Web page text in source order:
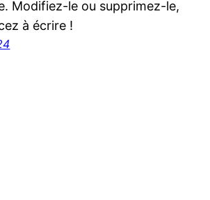
Modifiez-le ou supprimez-le,
à écrire !